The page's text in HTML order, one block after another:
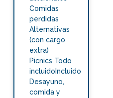
Comidas
perdidas
Alternativas
(con cargo
extra)
Picnics Todo
incluidoIncluido
Desayuno,
comida y